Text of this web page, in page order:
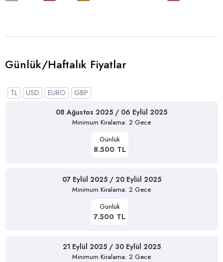
Günlük/Haftalık Fiyatlar
TL USD EURO
GBP
08 Ağustos 2025 / 06 Eylül 2025
Minimum Kiralama: 2 Gece
Günlük
8.500 TL
07 Eylül 2025 / 20 Eylül 2025
Minimum Kiralama: 2 Gece
Günlük
7.500 TL
21 Eylül 2025 / 30 Eylül 2025
Minimum Kiralama: 2 Gece